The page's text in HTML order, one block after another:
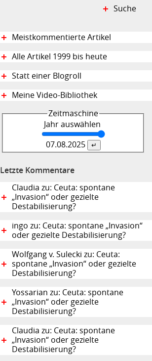
Suche
Meistkommentierte Artikel
Alle Artikel 1999 bis heute
Statt einer Blogroll
Meine Video-Bibliothek
Zeitmaschine
Jahr auswählen
07.08.2025
Letzte Kommentare
Claudia zu: Ceuta: spontane
„Invasion“ oder gezielte
Destabilisierung?
ingo zu: Ceuta: spontane „Invasion“
oder gezielte Destabilisierung?
Wolfgang v. Sulecki zu: Ceuta:
spontane „Invasion“ oder gezielte
Destabilisierung?
Yossarian zu: Ceuta: spontane
„Invasion“ oder gezielte
Destabilisierung?
Claudia zu: Ceuta: spontane
„Invasion“ oder gezielte
Destabilisierung?